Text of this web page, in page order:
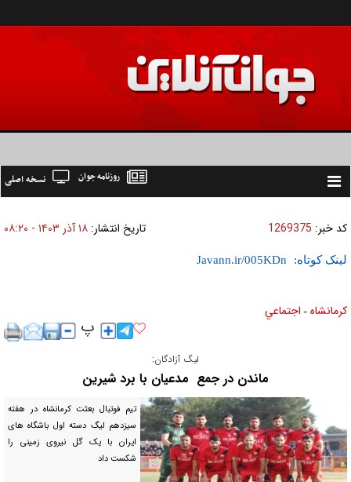
Toggle
نسخه اصلی روزنامه جوان
کد خبر: 1269375 تاریخ انتشار: ۱۸ آذر ۱۴۰۳ - ۰۸:۲۰
لینک کوتاه:
کرمانشاه » اجتماعي
لیگ آزادگان:
ماندن در جمع مدعیان با برد شیرین
تیم فوتبال بعثت کرمانشاه در هفته
سیزدهم لیگ دسته اول باشگاه های
ایران با یک گل نیروی زمینی را
شکست داد